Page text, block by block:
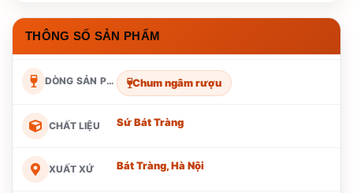
THÔNG SỐ SẢN PHẨM
DÒNG SẢN PHẨM Chum ngâm rượu
CHẤT LIỆU Sứ Bát Tràng
XUẤT XỨ Bát Tràng, Hà Nội